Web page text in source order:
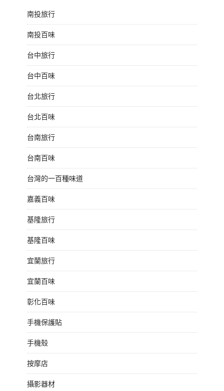
南投旅行
南投百味
台中旅行
台中百味
台北旅行
台北百味
台南旅行
台南百味
台灣的一百種味道
嘉義百味
基隆旅行
基隆百味
宜蘭旅行
宜蘭百味
彰化百味
手機保護貼
手機殼
按摩店
攝影器材